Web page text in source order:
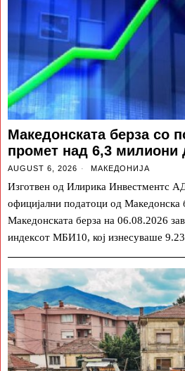
Македонската берза со
промет над 6,3 милиони
AUGUST 6, 2026 МАКЕДОНИЈА
Изготвен од Илирика Инвестментс
официјални податоци од Македонска
Македонската берза на 06.08.2026
индексот МБИ10, кој изнесуваше